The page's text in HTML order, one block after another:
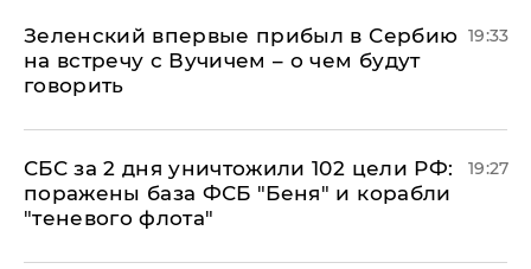
Зеленский впервые прибыл в Сербию
на встречу с Вучичем – о чем будут
говорить
19:33
СБС за 2 дня уничтожили 102 цели РФ:
поражены база ФСБ "Беня" и корабли
"теневого флота"
19:27